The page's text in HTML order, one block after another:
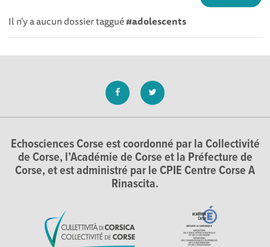
Il n'y a aucun dossier taggué#adolescents
Echosciences Corse est coordonné par la Collectivité
de Corse, l’Académie de Corse et la Préfecture de
Corse, et est administré par le CPIE Centre Corse A
Rinascita.